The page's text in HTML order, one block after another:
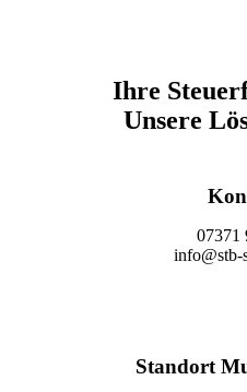
Ihre
Unsere
07371
info@stb-
Standort